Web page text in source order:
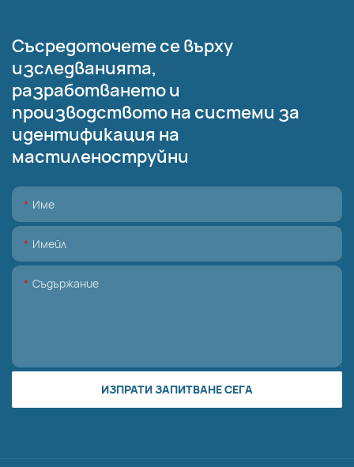
Съсредоточете се върху
изследванията,
разработването и
производството на системи за
идентификация на
мастиленоструйни
Име
Имейл
Съдържание
ИЗПРАТИ ЗАПИТВАНЕ СЕГА